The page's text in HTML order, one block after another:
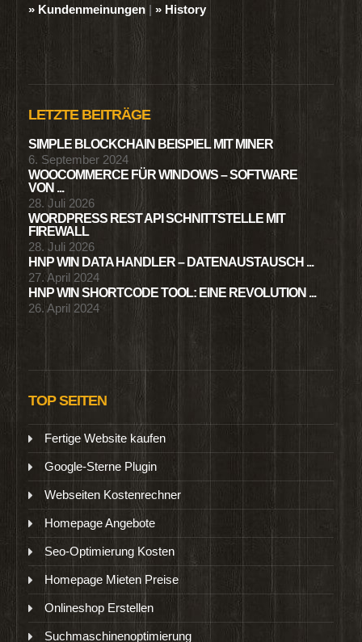
» Kundenmeinungen | » History
LETZTE BEITRÄGE
SIMPLE BLOCKCHAIN BEISPIEL MIT MINER
6. September 2024
WOOCOMMERCE FÜR WINDOWS – SOFTWARE
VON ...
28. Juli 2026
WORDPRESS REST API SCHNITTSTELLE MIT
FIREWALL
28. Juli 2026
HNP WIN DATA HANDLER – DATENAUSTAUSCH ...
27. April 2024
HNP WIN SHORTCODE TOOL: EINE REVOLUTION ...
26. April 2024
TOP SEITEN
Fertige Website kaufen
Google-Sterne Plugin
Webseiten Kostenrechner
Homepage Angebote
Seo-Optimierung Kosten
Homepage Mieten Preise
Onlineshop Erstellen
Suchmaschinenoptimierung